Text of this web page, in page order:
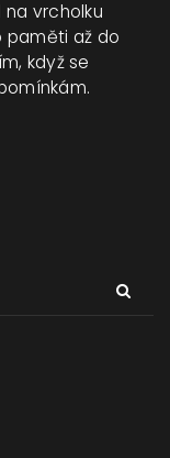
vrcholku
paměti až do
když se